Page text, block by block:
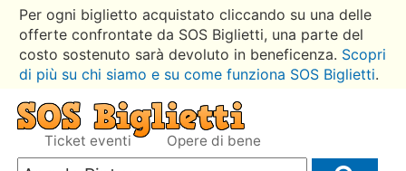
Per ogni biglietto acquistato cliccando su una delle
offerte confrontate da SOS Biglietti, una parte del
costo sostenuto sarà devoluto in beneficenza. Scopri
di più su chi siamo e su come funziona SOS Biglietti.
Ticket eventi Opere di bene